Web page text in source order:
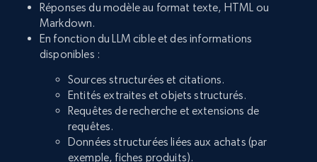
Réponses du modèle au format texte, HTML ou
Markdown.
En fonction du LLM cible et des informations
disponibles :
Sources structurées et citations.
Entités extraites et objets structurés.
Requêtes de recherche et extensions de
requêtes.
Données structurées liées aux achats (par
exemple, fiches produits).